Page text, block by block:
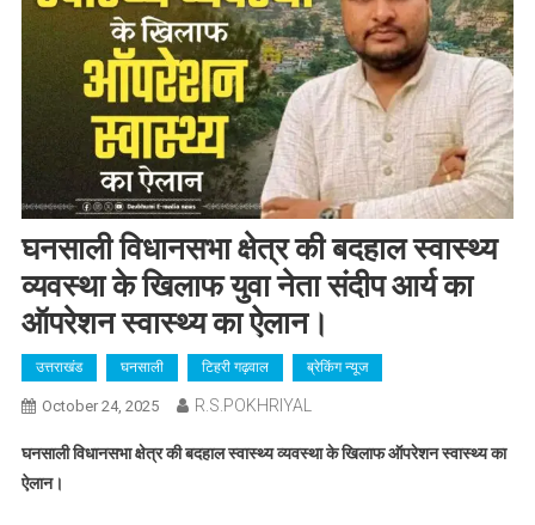
घनसाली विधानसभा क्षेत्र की बदहाल स्वास्थ्य
व्यवस्था के खिलाफ युवा नेता संदीप आर्य का
ऑपरेशन स्वास्थ्य का ऐलान।
उत्तराखंड घनसाली टिहरी गढ़वाल ब्रेकिंग न्यूज
October 24, 2025 R.S.POKHRIYAL
घनसाली विधानसभा क्षेत्र की बदहाल स्वास्थ्य व्यवस्था के खिलाफ ऑपरेशन स्वास्थ्य का
ऐलान।